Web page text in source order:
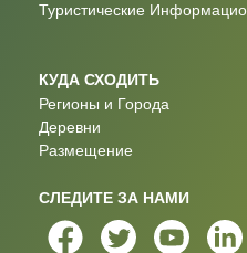
Туристические
КУДА СХОДИТЬ
Регионы и Города
Деревни
Размещение
СЛЕДИТЕ ЗА НАМИ